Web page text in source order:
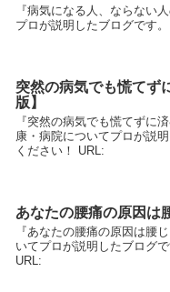
『病気になる人、ならない
プロが説明したブログです
突然の病気でも慌てず
版】
『突然の病気でも慌てずに
康・病院についてプロが説
ください！ URL:
あなたの腰痛の原因は
『あなたの腰痛の原因は腰
いてプロが説明したブログ
URL: